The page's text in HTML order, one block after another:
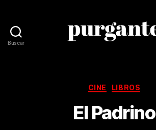
Buscar
Categorías
CINE LIBROS
El Padrino